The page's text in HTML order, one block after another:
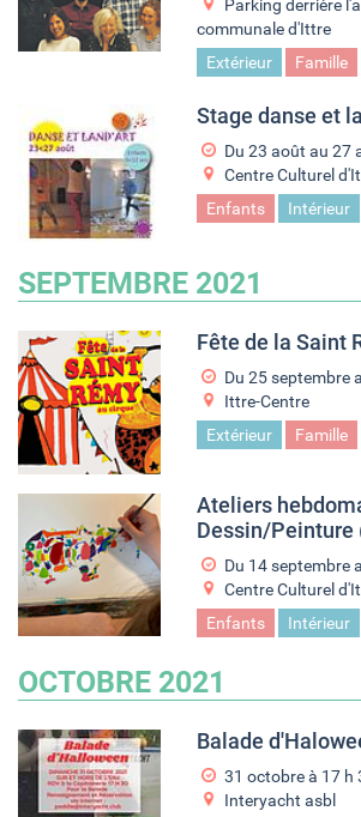
Parking derrière
communale d'Ittre
Extérieur
Famille
Stage danse et
Du 23 août au 27
Centre Culturel
Enfants
Intérieur
SEPTEMBRE 2021
Fête de la Saint
Du 25 septembre
Ittre-Centre
Extérieur
Famille
Ateliers
Dessin/Peinture
Du 14 septembre
Centre Culturel
Enfants
Intérieur
OCTOBRE 2021
Balade
31 octobre à 17 h
Interyacht asbl